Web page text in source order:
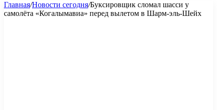
Главная/Новости сегодня/Буксировщик сломал шасси у
самолёта «Когалымавиа» перед вылетом в Шарм-эль-Шейх